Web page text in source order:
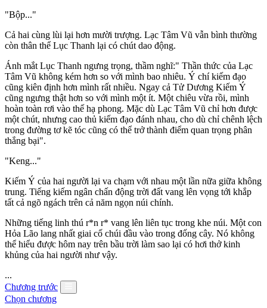
"Bộp..."
Cả hai cùng lùi lại hơn mười trượng. Lạc Tâm Vũ vẫn bình thường
còn thân thể Lục Thanh lại có chút dao động.
Ánh mắt Lục Thanh ngưng trọng, thầm nghĩ:" Thần thức của Lạc
Tâm Vũ không kém hơn so với mình bao nhiêu. Ý chí kiếm đạo
cũng kiên định hơn mình rất nhiều. Ngay cả Tử Dương Kiếm Ý
cũng ngưng thật hơn so với mình một ít. Một chiêu vừa rồi, mình
hoàn toàn rơi vào thế hạ phong. Mặc dù Lạc Tâm Vũ chỉ hơn được
một chút, nhưng cao thủ kiếm đạo đánh nhau, cho dù chỉ chênh lệch
trong đường tơ kẽ tóc cũng có thể trở thành điểm quan trọng phân
thắng bại".
"Keng..."
Kiếm Ý của hai người lại va chạm với nhau một lần nữa giữa không
trung. Tiếng kiếm ngân chấn động trời đất vang lên vọng tới khắp
tất cả ngõ ngách trên cả năm ngọn núi chính.
Những tiếng linh thú r*n r* vang lên liên tục trong khe núi. Một con
Hỏa Lão lang nhất giai cố chúi đầu vào trong đống cây. Nó không
thể hiểu được hôm nay trên bầu trời làm sao lại có hơi thở kinh
khủng của hai người như vậy.
...
Chương trước
Chọn chương